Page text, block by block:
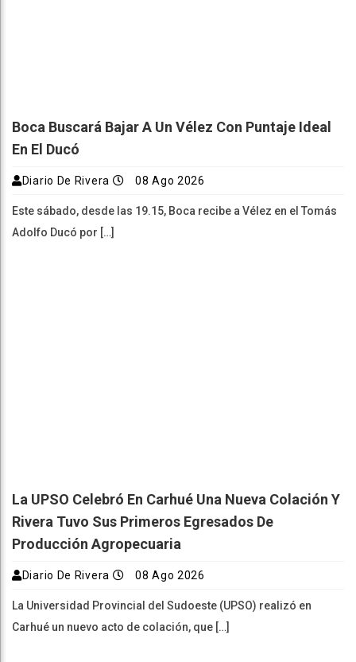
Boca Buscará Bajar A Un Vélez Con Puntaje Ideal
En El Ducó
Diario De Rivera 08 Ago 2026
Este sábado, desde las 19.15, Boca recibe a Vélez en el Tomás
Adolfo Ducó por […]
La UPSO Celebró En Carhué Una Nueva Colación Y
Rivera Tuvo Sus Primeros Egresados De
Producción Agropecuaria
Diario De Rivera 08 Ago 2026
La Universidad Provincial del Sudoeste (UPSO) realizó en
Carhué un nuevo acto de colación, que […]